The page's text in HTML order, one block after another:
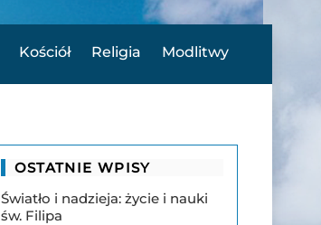
Kościół Religia Modlitwy
OSTATNIE WPISY
Światło i nadzieja: życie i nauki
św. Filipa